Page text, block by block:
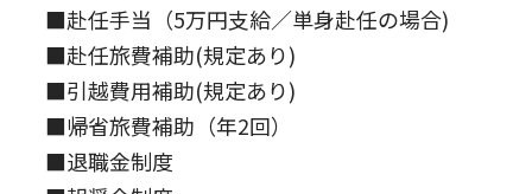
■赴任手当（5万円支給／単身赴任の場合)
■赴任旅費補助(規定あり)
■引越費用補助(規定あり)
■帰省旅費補助（年2回）
■退職金制度